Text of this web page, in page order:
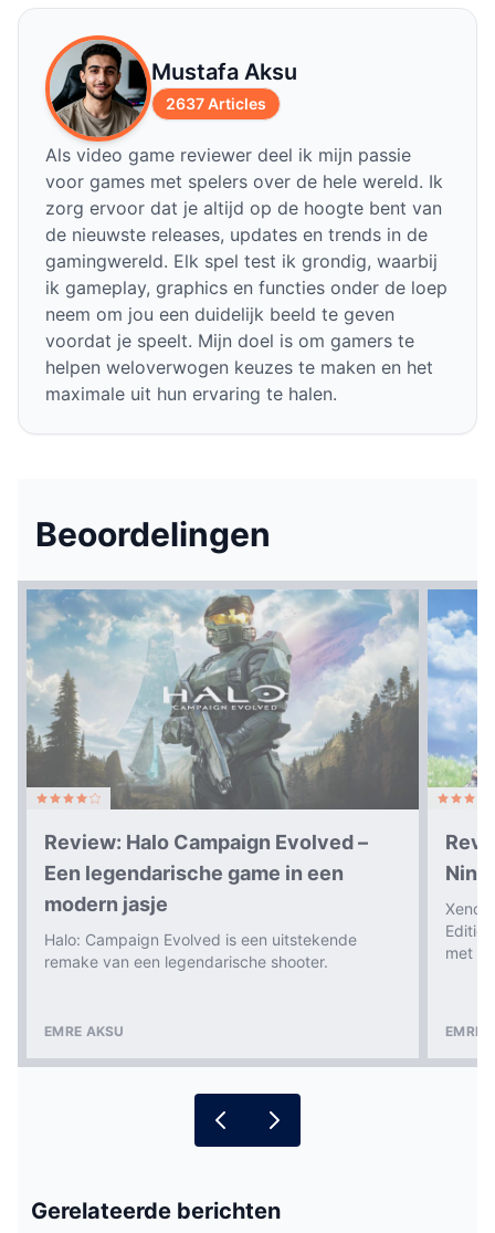
Mustafa Aksu
2637 Articles
Als video game reviewer deel ik mijn passie
voor games met spelers over de hele wereld. Ik
zorg ervoor dat je altijd op de hoogte bent van
de nieuwste releases, updates en trends in de
gamingwereld. Elk spel test ik grondig, waarbij
ik gameplay, graphics en functies onder de loep
neem om jou een duidelijk beeld te geven
voordat je speelt. Mijn doel is om gamers te
helpen weloverwogen keuzes te maken en het
maximale uit hun ervaring te halen.
Beoordelingen
Review: Halo Campaign Evolved –
Een legendarische game in een
modern jasje
Halo: Campaign Evolved is een uitstekende
remake van een legendarische shooter.
EMRE AKSU
met
EMRE
Gerelateerde berichten